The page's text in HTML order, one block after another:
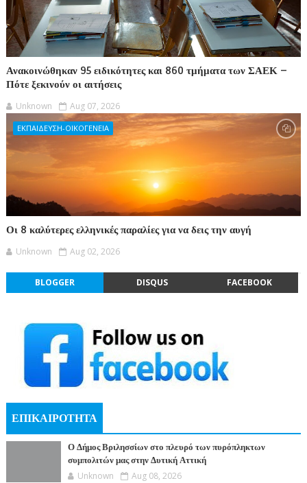
Ανακοινώθηκαν 95 ειδικότητες και 860 τμήματα των ΣΑΕΚ –
Πότε ξεκινούν οι αιτήσεις
Unknown Aug 07, 2026
ΕΚΠΑΙΔΕΥΣΗ-ΟΙΚΟΓΕΝΕΙΑ
Οι 8 καλύτερες ελληνικές παραλίες για να δεις την αυγή
Unknown Aug 02, 2026
BLOGGER DISQUS FACEBOOK
ΕΠΙΚΑΙΡΟΤΗΤΑ
Ο Δήμος Βριλησσίων στο πλευρό των πυρόπληκτων
συμπολιτών μας στην Δυτική Αττική
Unknown Aug 08, 2026